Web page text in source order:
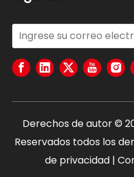
Derechos de autor ©
Reservados todos los
de privacidad|